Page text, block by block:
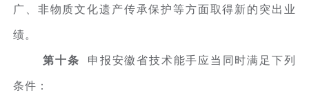
广、非物质文化遗产传承保护等方面取得新的突出业
绩。
第十条 申报安徽省技术能手应当同时满足下列
条件：